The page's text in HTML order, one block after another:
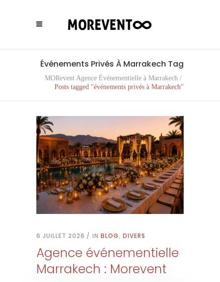
Événements Privés À Marrakech Tag
MORevent Agence Événementielle à Marrakech /
Posts tagged "événements privés à Marrakech"
6 JUILLET 2026 IN BLOG, DIVERS
Agence événementielle
Marrakech : Morevent